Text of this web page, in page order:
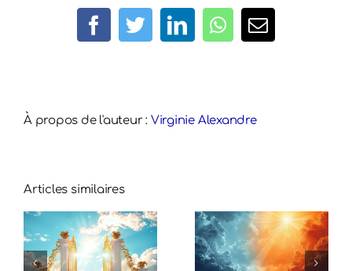
Facebook
TwitterLinkedInWhatsApp
Email
À propos de l'auteur : Virginie Alexandre
Articles similaires